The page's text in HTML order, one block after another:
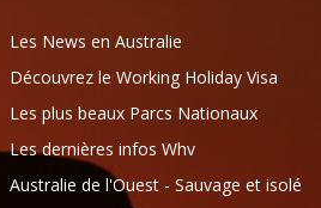
Les News en Australie
Découvrez le Working Holiday Visa
Les plus beaux Parcs Nationaux
Les dernières infos Whv
Australie de l'Ouest - Sauvage et isolé